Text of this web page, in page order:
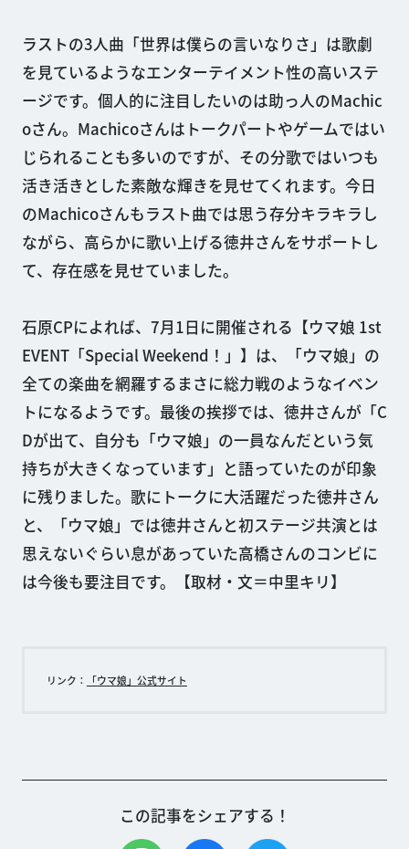
ラストの3人曲「世界は僕らの言いなりさ」は歌劇
を見ているようなエンターテイメント性の高いステ
ージです。個人的に注目したいのは助っ人のMachic
oさん。Machicoさんはトークパートやゲームではい
じられることも多いのですが、その分歌ではいつも
活き活きとした素敵な輝きを見せてくれます。今日
のMachicoさんもラスト曲では思う存分キラキラし
ながら、高らかに歌い上げる徳井さんをサポートし
て、存在感を見せていました。
石原CPによれば、7月1日に開催される【ウマ娘 1st
EVENT「Special Weekend！」】は、「ウマ娘」の
全ての楽曲を網羅するまさに総力戦のようなイベン
トになるようです。最後の挨拶では、徳井さんが「C
Dが出て、自分も「ウマ娘」の一員なんだという気
持ちが大きくなっています」と語っていたのが印象
に残りました。歌にトークに大活躍だった徳井さん
と、「ウマ娘」では徳井さんと初ステージ共演とは
思えないぐらい息があっていた高橋さんのコンビに
は今後も要注目です。【取材・文＝中里キリ】
リンク： 「ウマ娘」公式サイト
この記事をシェアする！